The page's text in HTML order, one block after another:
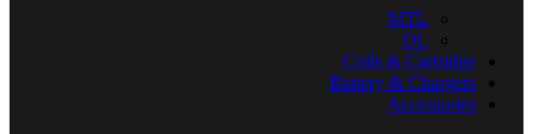
MTL
DL
Coils & Cartridge
Battery & Chargers
Accessories